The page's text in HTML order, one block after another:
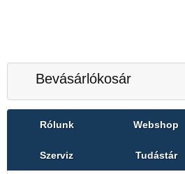
Bevásárlókosár
Rólunk Webshop
Szerviz Tudástár